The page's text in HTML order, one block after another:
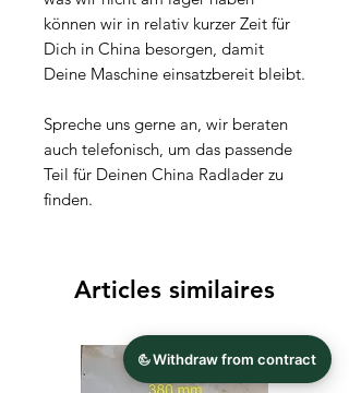
können wir in relativ kurzer Zeit für
Dich in China besorgen, damit
Deine Maschine einsatzbereit bleibt.
Spreche uns gerne an, wir beraten
auch telefonisch, um das passende
Teil für Deinen China Radlader zu
finden.
Articles similaires